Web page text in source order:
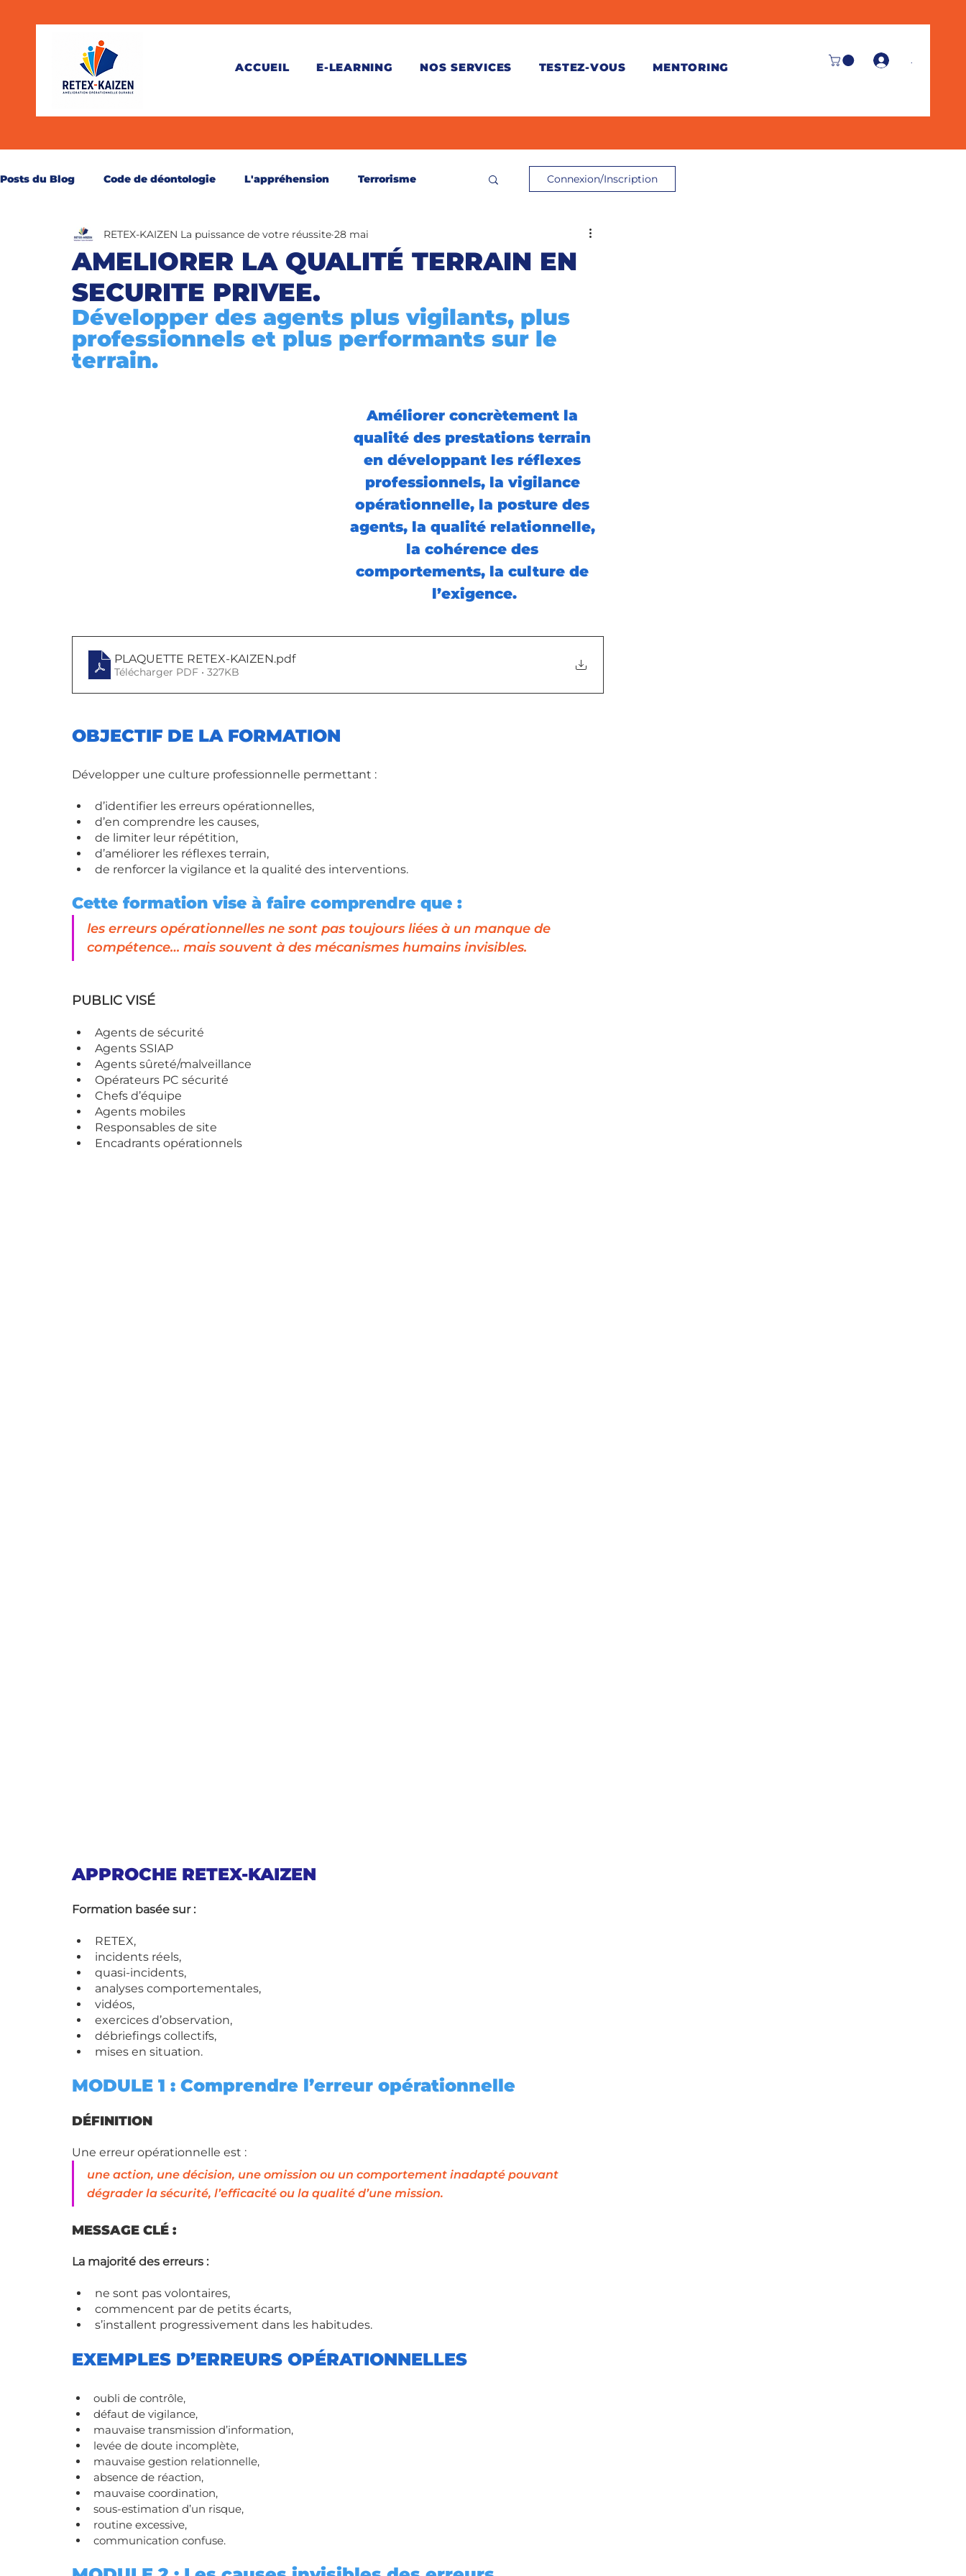
ACCUEIL E-LEARNING NOS SERVICES TESTEZ-VOUS MENTORING
.
Posts du Blog Code de déontologie L'appréhension Terrorisme
Pratique Juridique Santé Contrôle de connaissances
Perspective Secourisme Réservé aux abonnés
ÉVOLUTION DE CARRIÈRE Retours d'expériences
Connexion/Inscription
AMELIORER LA QUALITÉ TERRAIN EN
SECURITE PRIVEE.
RETEX-KAIZEN La puissance de votre réussite 28 mai
Développer des agents plus vigilants, plus
professionnels et plus performants sur le
terrain.
Améliorer concrètement la
qualité des prestations terrain
en développant les réflexes
professionnels, la vigilance
opérationnelle, la posture des
agents, la qualité relationnelle,
la cohérence des
comportements, la culture de
l’exigence.
PLAQUETTE RETEX-KAIZEN.pdf
Télécharger PDF • 327KB
OBJECTIF DE LA FORMATION
Développer une culture professionnelle permettant :
d’identifier les erreurs opérationnelles,
d’en comprendre les causes,
de limiter leur répétition,
d’améliorer les réflexes terrain,
de renforcer la vigilance et la qualité des interventions.
Cette formation vise à faire comprendre que :
les erreurs opérationnelles ne sont pas toujours liées à un manque de
compétence… mais souvent à des mécanismes humains invisibles.
PUBLIC VISÉ
Agents de sécurité
Agents SSIAP
Agents sûreté/malveillance
Opérateurs PC sécurité
Chefs d’équipe
Agents mobiles
Responsables de site
Encadrants opérationnels
APPROCHE RETEX-KAIZEN
Formation basée sur :
RETEX,
incidents réels,
quasi-incidents,
analyses comportementales,
vidéos,
exercices d’observation,
débriefings collectifs,
mises en situation.
MODULE 1 : Comprendre l’erreur opérationnelle
DÉFINITION
Une erreur opérationnelle est :
une action, une décision, une omission ou un comportement inadapté pouvant
dégrader la sécurité, l’efficacité ou la qualité d’une mission.
MESSAGE CLÉ :
La majorité des erreurs :
ne sont pas volontaires,
commencent par de petits écarts,
s’installent progressivement dans les habitudes.
EXEMPLES D’ERREURS OPÉRATIONNELLES
oubli de contrôle,
défaut de vigilance,
mauvaise transmission d’information,
levée de doute incomplète,
mauvaise gestion relationnelle,
absence de réaction,
mauvaise coordination,
sous-estimation d’un risque,
routine excessive,
communication confuse.